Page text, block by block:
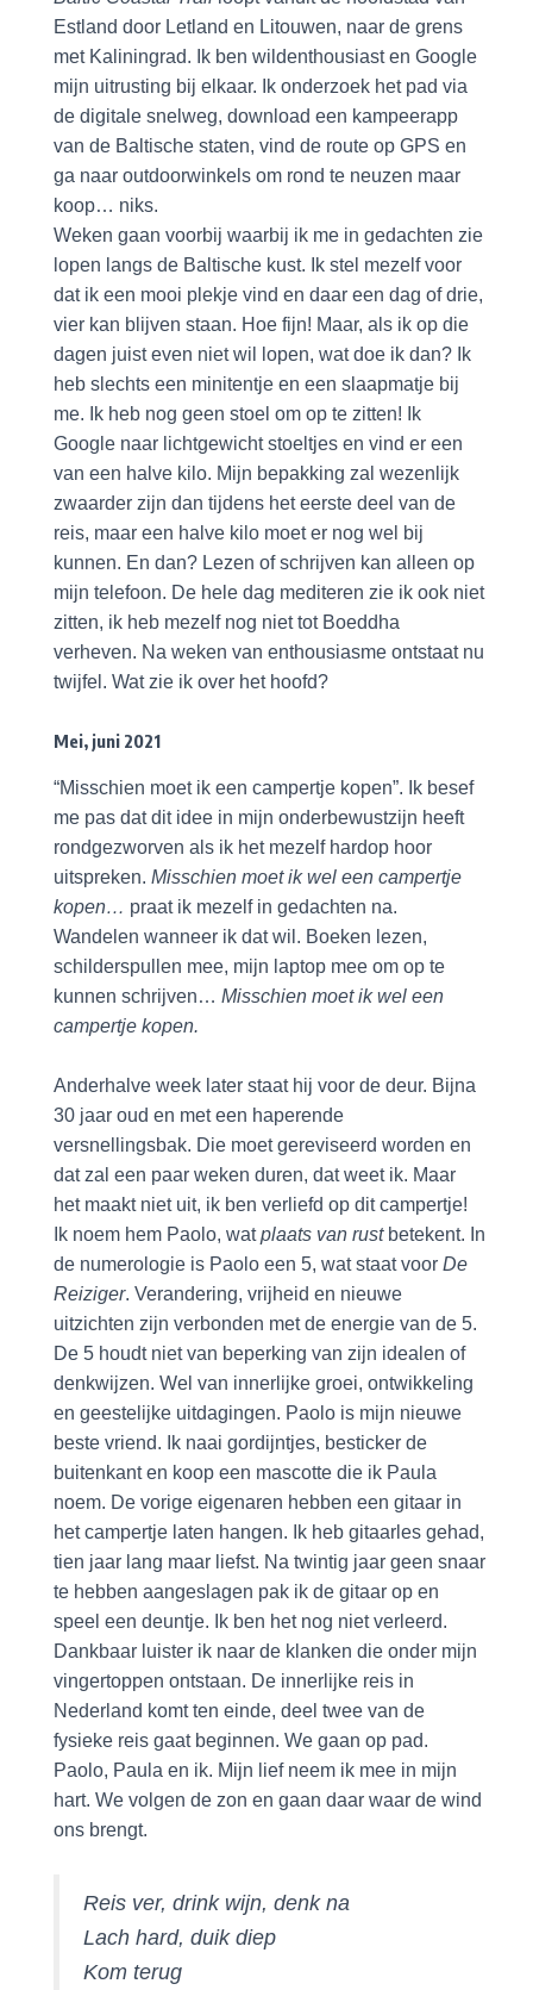
Estland door Letland en Litouwen, naar de grens
met Kaliningrad. Ik ben wildenthousiast en Google
mijn uitrusting bij elkaar. Ik onderzoek het pad via
de digitale snelweg, download een kampeerapp
van de Baltische staten, vind de route op GPS en
ga naar outdoorwinkels om rond te neuzen maar
koop… niks.
Weken gaan voorbij waarbij ik me in gedachten zie
lopen langs de Baltische kust. Ik stel mezelf voor
dat ik een mooi plekje vind en daar een dag of drie,
vier kan blijven staan. Hoe fijn! Maar, als ik op die
dagen juist even niet wil lopen, wat doe ik dan? Ik
heb slechts een minitentje en een slaapmatje bij
me. Ik heb nog geen stoel om op te zitten! Ik
Google naar lichtgewicht stoeltjes en vind er een
van een halve kilo. Mijn bepakking zal wezenlijk
zwaarder zijn dan tijdens het eerste deel van de
reis, maar een halve kilo moet er nog wel bij
kunnen. En dan? Lezen of schrijven kan alleen op
mijn telefoon. De hele dag mediteren zie ik ook niet
zitten, ik heb mezelf nog niet tot Boeddha
verheven. Na weken van enthousiasme ontstaat nu
twijfel. Wat zie ik over het hoofd?
Mei, juni 2021
“Misschien moet ik een campertje kopen”. Ik besef
me pas dat dit idee in mijn onderbewustzijn heeft
rondgezworven als ik het mezelf hardop hoor
uitspreken. Misschien moet ik wel een campertje
kopen… praat ik mezelf in gedachten na.
Wandelen wanneer ik dat wil. Boeken lezen,
schilderspullen mee, mijn laptop mee om op te
kunnen schrijven… Misschien moet ik wel een
campertje kopen.
Anderhalve week later staat hij voor de deur. Bijna
30 jaar oud en met een haperende
versnellingsbak. Die moet gereviseerd worden en
dat zal een paar weken duren, dat weet ik. Maar
het maakt niet uit, ik ben verliefd op dit campertje!
Ik noem hem Paolo, watplaats van rustbetekent. In
de numerologie is Paolo een 5, wat staat voor De
Reiziger. Verandering, vrijheid en nieuwe
uitzichten zijn verbonden met de energie van de 5.
De 5 houdt niet van beperking van zijn idealen of
denkwijzen. Wel van innerlijke groei, ontwikkeling
en geestelijke uitdagingen. Paolo is mijn nieuwe
beste vriend. Ik naai gordijntjes, besticker de
buitenkant en koop een mascotte die ik Paula
noem. De vorige eigenaren hebben een gitaar in
het campertje laten hangen. Ik heb gitaarles gehad,
tien jaar lang maar liefst. Na twintig jaar geen snaar
te hebben aangeslagen pak ik de gitaar op en
speel een deuntje. Ik ben het nog niet verleerd.
Dankbaar luister ik naar de klanken die onder mijn
vingertoppen ontstaan. De innerlijke reis in
Nederland komt ten einde, deel twee van de
fysieke reis gaat beginnen. We gaan op pad.
Paolo, Paula en ik. Mijn lief neem ik mee in mijn
hart. We volgen de zon en gaan daar waar de wind
ons brengt.
Reis ver, drink wijn, denk na
Lach hard, duik diep
Kom terug